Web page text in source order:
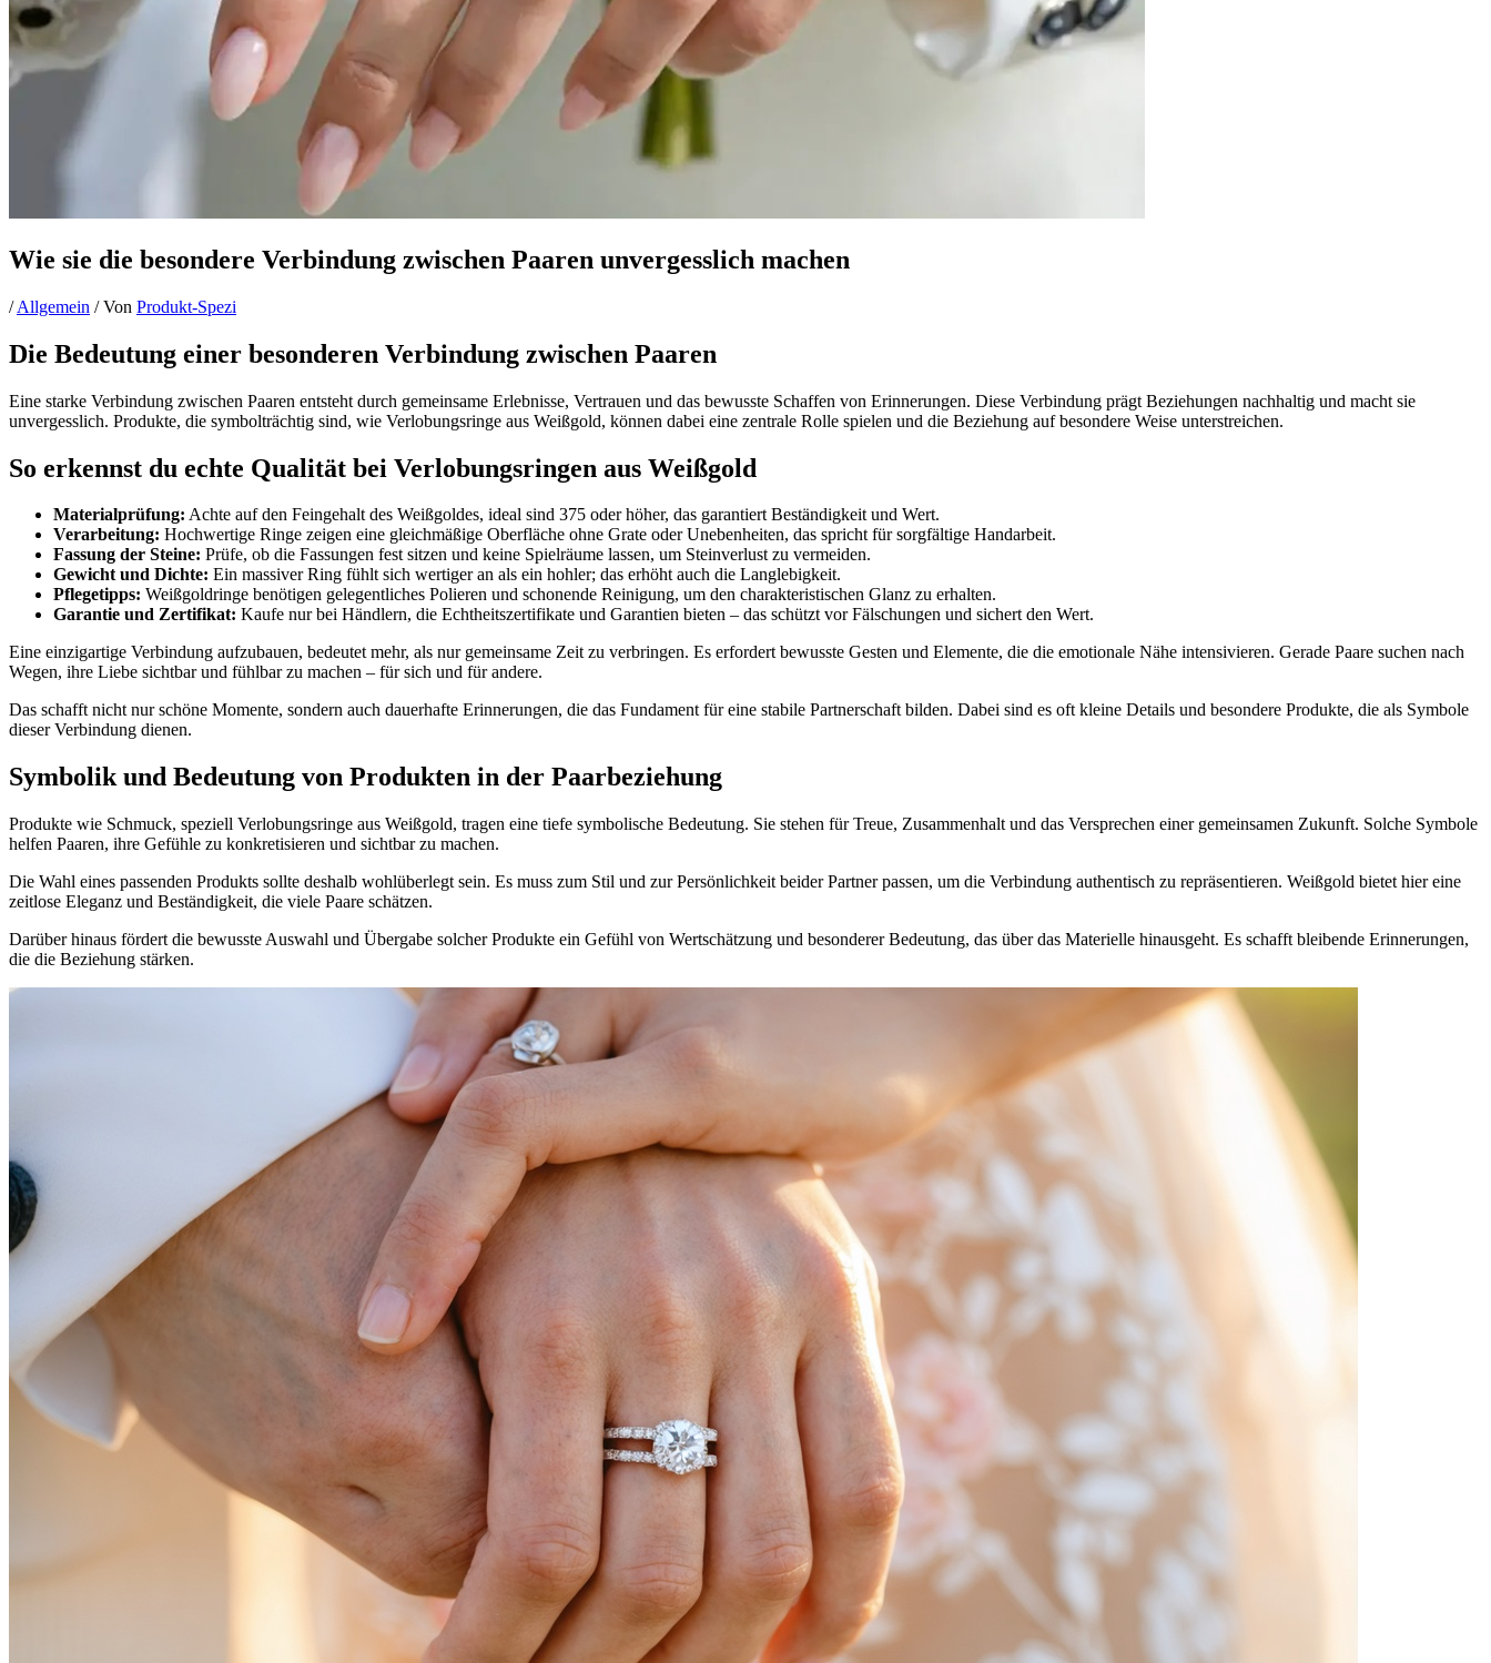
Wie sie die besondere Verbindung zwischen Paaren unvergesslich machen
/Allgemein / Von Produkt-Spezi
Die Bedeutung einer besonderen Verbindung zwischen Paaren
Eine starke Verbindung zwischen Paaren entsteht durch gemeinsame Erlebnisse, Vertrauen und das bewusste Schaffen von Erinnerungen. Diese Verbindung prägt Beziehungen nachhaltig und macht sie
unvergesslich. Produkte, die symbolträchtig sind, wie Verlobungsringe aus Weißgold, können dabei eine zentrale Rolle spielen und die Beziehung auf besondere Weise unterstreichen.
So erkennst du echte Qualität bei Verlobungsringen aus Weißgold
Materialprüfung: Achte auf den Feingehalt des Weißgoldes, ideal sind 375 oder höher, das garantiert Beständigkeit und Wert.
Verarbeitung: Hochwertige Ringe zeigen eine gleichmäßige Oberfläche ohne Grate oder Unebenheiten, das spricht für sorgfältige Handarbeit.
Fassung der Steine: Prüfe, ob die Fassungen fest sitzen und keine Spielräume lassen, um Steinverlust zu vermeiden.
Gewicht und Dichte: Ein massiver Ring fühlt sich wertiger an als ein hohler; das erhöht auch die Langlebigkeit.
Pflegetipps: Weißgoldringe benötigen gelegentliches Polieren und schonende Reinigung, um den charakteristischen Glanz zu erhalten.
Garantie und Zertifikat: Kaufe nur bei Händlern, die Echtheitszertifikate und Garantien bieten – das schützt vor Fälschungen und sichert den Wert.
Eine einzigartige Verbindung aufzubauen, bedeutet mehr, als nur gemeinsame Zeit zu verbringen. Es erfordert bewusste Gesten und Elemente, die die emotionale Nähe intensivieren. Gerade Paare suchen nach
Wegen, ihre Liebe sichtbar und fühlbar zu machen – für sich und für andere.
Das schafft nicht nur schöne Momente, sondern auch dauerhafte Erinnerungen, die das Fundament für eine stabile Partnerschaft bilden. Dabei sind es oft kleine Details und besondere Produkte, die als Symbole
dieser Verbindung dienen.
Symbolik und Bedeutung von Produkten in der Paarbeziehung
Produkte wie Schmuck, speziell Verlobungsringe aus Weißgold, tragen eine tiefe symbolische Bedeutung. Sie stehen für Treue, Zusammenhalt und das Versprechen einer gemeinsamen Zukunft. Solche Symbole
helfen Paaren, ihre Gefühle zu konkretisieren und sichtbar zu machen.
Die Wahl eines passenden Produkts sollte deshalb wohlüberlegt sein. Es muss zum Stil und zur Persönlichkeit beider Partner passen, um die Verbindung authentisch zu repräsentieren. Weißgold bietet hier eine
zeitlose Eleganz und Beständigkeit, die viele Paare schätzen.
Darüber hinaus fördert die bewusste Auswahl und Übergabe solcher Produkte ein Gefühl von Wertschätzung und besonderer Bedeutung, das über das Materielle hinausgeht. Es schafft bleibende Erinnerungen,
die die Beziehung stärken.